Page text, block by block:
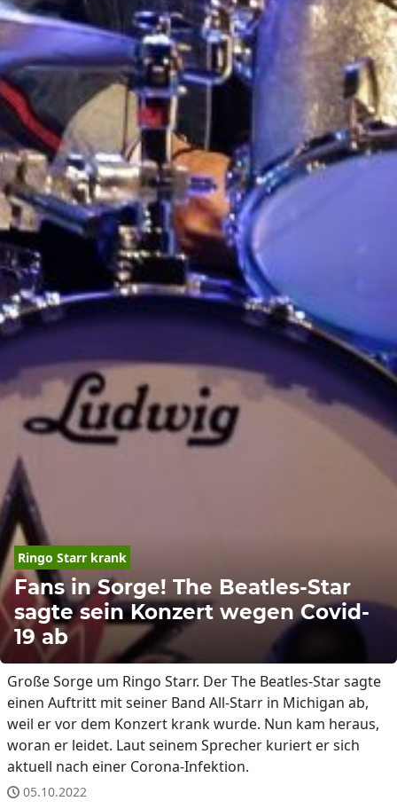
Ringo Starr krank
Fans in Sorge! The Beatles-Star
sagte sein Konzert wegen Covid-
19 ab
Große Sorge um Ringo Starr. Der The Beatles-Star sagte
einen Auftritt mit seiner Band All-Starr in Michigan ab,
weil er vor dem Konzert krank wurde. Nun kam heraus,
woran er leidet. Laut seinem Sprecher kuriert er sich
aktuell nach einer Corona-Infektion.
05.10.2022